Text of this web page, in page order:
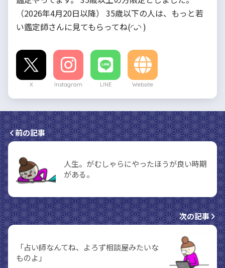
（2026年4月20日以降） 35歳以下の人は、もっと若
い鑑定師さんに見てもらってね(◜ᴗ◝ )
X Instagram LINE Website
前の記事
人生。がむしゃらにやったほうが良い時期
がある。
次の記事
「占い師なんてね、よろず相談屋みたいな
ものよ」